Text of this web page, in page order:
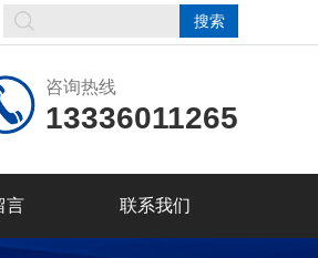
咨询热线
13336011265
言 联系我们